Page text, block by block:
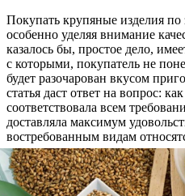
Покупать крупяные изделия по
особенно уделяя внимание
казалось бы, простое дело,
с которыми, покупатель не
будет разочарован вкусом
статья даст ответ на вопрос:
соответствовала всем
доставляла максимум
востребованным видам